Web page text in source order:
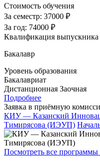
Стоимость обучения
За семестр: 37000 ₽
За год: 74000 ₽
Квалификация выпускника
Бакалавр
Уровень образования
Бакалавриат
Дистанционная Заочная
Подробнее
Заявка в приёмную
КИУ — Казанский
Тимирясова (ИЭУП)
Посмотреть все программы